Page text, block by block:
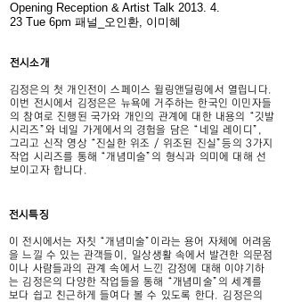
Opening Reception & Artist Talk 2013. 4.
23 Tue 6pm 패널_오인환, 이미혜
전시소개
김정은의 첫 개인전이 스페이스 윌링앤딜링에서 열립니다.
이번 전시에서 김정은은 뉴욕에 거주하는 한국인 이민자들
의 참여로 진행된 국가와 개인의 관계에 대한 내용의 “깃발
시리즈”와 네일 가게에서의 경험을 담은 “네일 레이디”,
그리고 신작 영상 “진실한 위조 / 위조된 진실”등의 3가지
작업 시리즈를 통해 “개념미술”의 형식과 의미에 대해 선
보이고자 합니다.
전시특징
이 전시에서는 자칫 “개념미술”이라는 용어 자체에 어려움
을 느낄 수 있는 관객들이, 일상생활 속에서 발견한 의문점
이나 사람들과의 관계 속에서 느낀 감정에 대해 이야기하
는 김정은의 다양한 작업들을 통해 “개념미술”의 세계를
보다 쉽고 친근하게 들여다 볼 수 있도록 한다. 김정은의